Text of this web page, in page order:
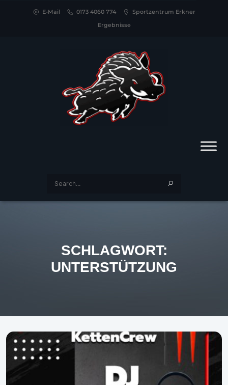
E-Mail 0173 4060 774
Sportzentrum Erkner
Ergebnisse
SCHLAGWORT:
UNTERSTÜTZUNG